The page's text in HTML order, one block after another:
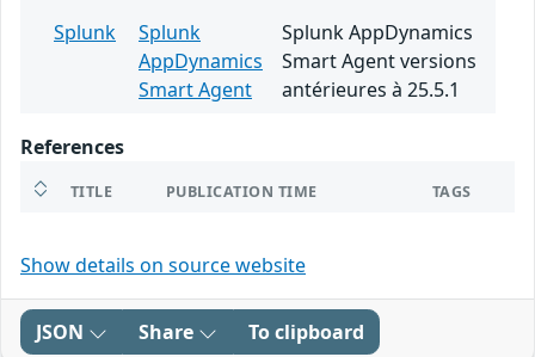
Splunk
Splunk
AppDynamics
Smart Agent
Splunk AppDynamics
Smart Agent versions
antérieures à 25.5.1
References
TITLE PUBLICATION TIME TAGS
Show details on source website
JSON Share To clipboard